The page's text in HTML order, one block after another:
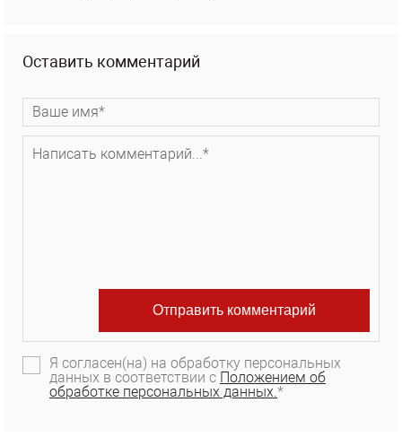
Оставить комментарий
Я согласен(на) на обработку персональных
данных в соответствии с Положением об
обработке персональных данных.*